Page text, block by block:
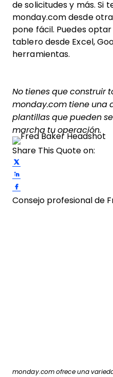
de solicitudes y más. Si
monday.com desde
pone fácil. Puedes
tablero desde Excel,
herramientas.
No tienes que construir
monday.com tiene una
plantillas que pueden
marcha tu operación.
Share This Quote on:
Consejo profesional de
monday.com ofrece una